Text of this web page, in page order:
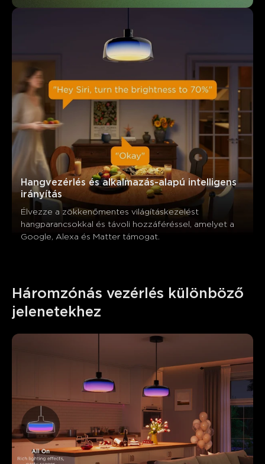
Hangvezérlés és alkalmazás-alapú intelligens
irányítás
Élvezze a zökkenőmentes világításkezelést
hangparancsokkal és távoli hozzáféréssel, amelyet a
Google, Alexa és Matter támogat.
Háromzónás vezérlés különböző
jelenetekhez